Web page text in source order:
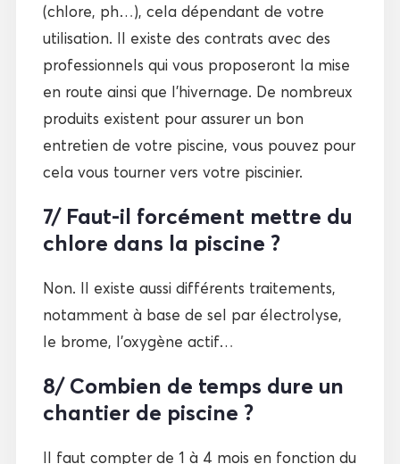
(chlore, ph…), cela dépendant de votre
utilisation. Il existe des contrats avec des
professionnels qui vous proposeront la mise
en route ainsi que l’hivernage. De nombreux
produits existent pour assurer un bon
entretien de votre piscine, vous pouvez pour
cela vous tourner vers votre piscinier.
7/ Faut-il forcément mettre du
chlore dans la piscine ?
Non. Il existe aussi différents traitements,
notamment à base de sel par électrolyse,
le brome, l’oxygène actif…
8/ Combien de temps dure un
chantier de piscine ?
Il faut compter de 1 à 4 mois en fonction du